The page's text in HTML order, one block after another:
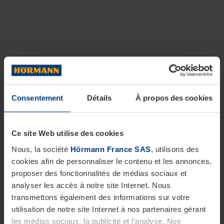
Consentement Détails À propos des cookies
Ce site Web utilise des cookies
Nous, la société Hörmann France SAS, utilisons des
cookies afin de personnaliser le contenu et les annonces,
proposer des fonctionnalités de médias sociaux et
analyser les accès à notre site Internet. Nous
transmettons également des informations sur votre
utilisation de notre site Internet à nos partenaires gérant
les médias sociaux, la publicité et l’analyse. Nos